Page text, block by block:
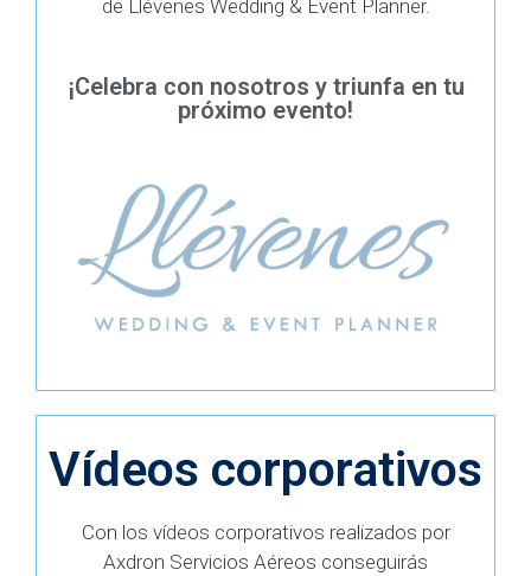
de Llévenes Wedding & Event Planner.
¡Celebra con nosotros y triunfa en tu
próximo evento!
Vídeos corporativos
Con los vídeos corporativos realizados por
Axdron Servicios Aéreos conseguirás